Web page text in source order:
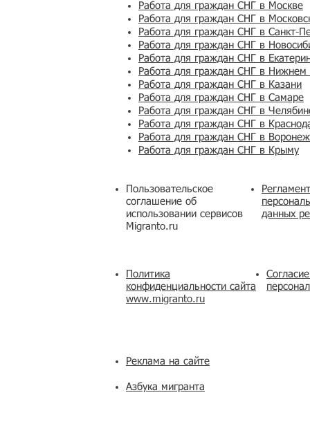
Работа для граждан СНГ в Москве
Работа для граждан СНГ в
Работа для граждан СНГ в Санкт-
Работа для граждан СНГ в
Работа для граждан СНГ в
Работа для граждан СНГ в Нижнем
Работа для граждан СНГ в Казани
Работа для граждан СНГ в Самаре
Работа для граждан СНГ в
Работа для граждан СНГ в
Работа для граждан СНГ в
Работа для граждан СНГ в Крыму
Пользовательское
соглашение об
использовании сервисов
Migranto.ru
данных
Политика
конфиденциальности сайта
www.migranto.ru
Реклама на сайте
Азбука мигранта